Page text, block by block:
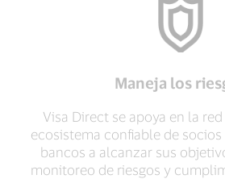
Maneja los
Visa Direct se apoya en la
ecosistema confiable de
bancos a alcanzar sus
monitoreo de riesgos y